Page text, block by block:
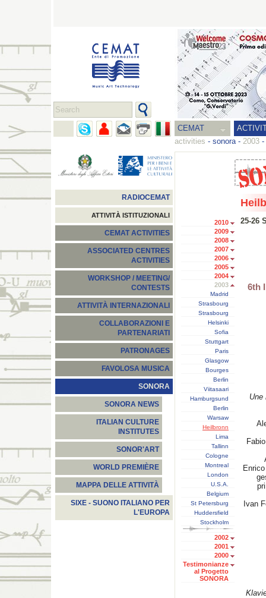
CEMAT
activities - sonora- 2003 -
RADIOCEMAT
ATTIVITÀ ISTITUZIONALI
CEMAT ACTIVITIES
ASSOCIATED CENTRES
ACTIVITIES
WORKSHOP / MEETING/
CONTESTS
ATTIVITÀ INTERNAZIONALI
COLLABORAZIONI E
PARTENARIATI
PATRONAGES
FAVOLOSA MUSICA
SONORA
SONORA NEWS
ITALIAN CULTURE
INSTITUTES
SONOR'ART
WORLD PREMIÈRE
MAPPA DELLE ATTIVITÀ
SIXE - SUONO ITALIANO PER
L'EUROPA
2010
2009
2008
2007
2006
2005
2004
2003
Madrid
Strasbourg
Strasbourg
Helsinki
Sofia
Stuttgart
Paris
Glasgow
Bourges
Berlin
Viitasaari
Hamburgsund
Berlin
Warsaw
Heilbronn
Lima
Tallinn
Cologne
Montreal
London
U.S.A.
Belgium
St Petersburg
Huddersfield
Stockholm
2002
2001
2000
Testimonianze
al Progetto
SONORA
25-26
6th
Une
Ivan